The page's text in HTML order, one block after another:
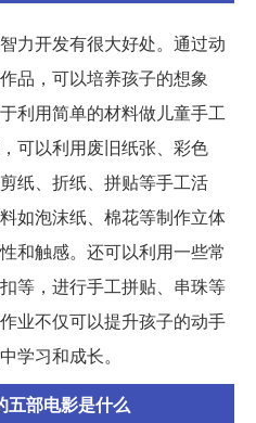
力开发有很大好处。通过动
品，可以培养孩子的想象
利用简单的材料做儿童手工
可以利用废旧纸张、彩色
纸、折纸、拼贴等手工活
如泡沫纸、棉花等制作立体
和触感。还可以利用一些常
等，进行手工拼贴、串珠等
业不仅可以提升孩子的动手
学习和成长。
五部电影是什么